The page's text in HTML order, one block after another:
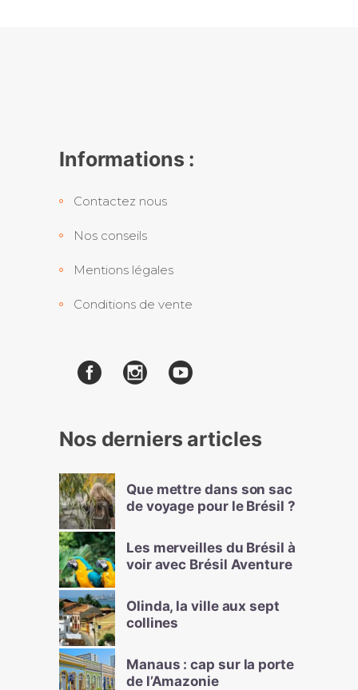
Informations :
Contactez nous
Nos conseils
Mentions légales
Conditions de vente
Nos derniers articles
Que mettre dans son sac
de voyage pour le Brésil ?
Les merveilles du Brésil à
voir avec Brésil Aventure
Olinda, la ville aux sept
collines
Manaus : cap sur la porte
de l’Amazonie